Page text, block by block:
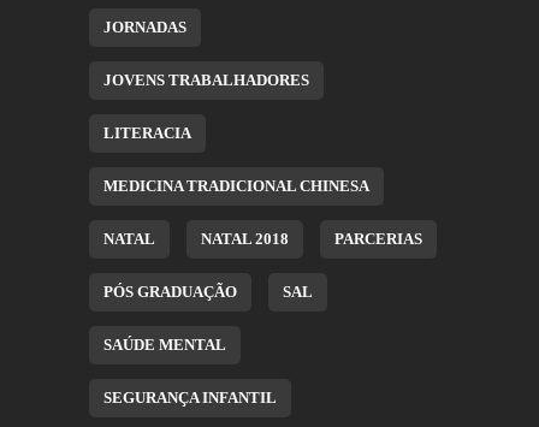
JORNADAS
JOVENS TRABALHADORES
LITERACIA
MEDICINA TRADICIONAL CHINESA
NATAL NATAL 2018 PARCERIAS
PÓS GRADUAÇÃO SAL
SAÚDE MENTAL
SEGURANÇA INFANTIL